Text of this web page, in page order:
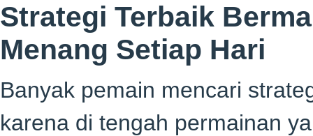
Strategi Terbaik
Menang Setiap Hari
Banyak pemain mencari
karena di tengah permainan